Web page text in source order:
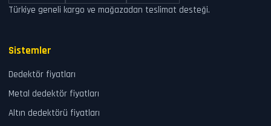
Türkiye geneli kargo ve mağazadan teslimat desteği.
Sistemler
Dedektör fiyatları
Metal dedektör fiyatları
Altın dedektörü fiyatları